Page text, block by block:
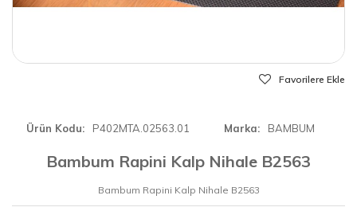
Favorilere Ekle
Ürün Kodu P402MTA.02563.01 Marka BAMBUM
Bambum Rapini Kalp Nihale B2563
Bambum Rapini Kalp Nihale B2563